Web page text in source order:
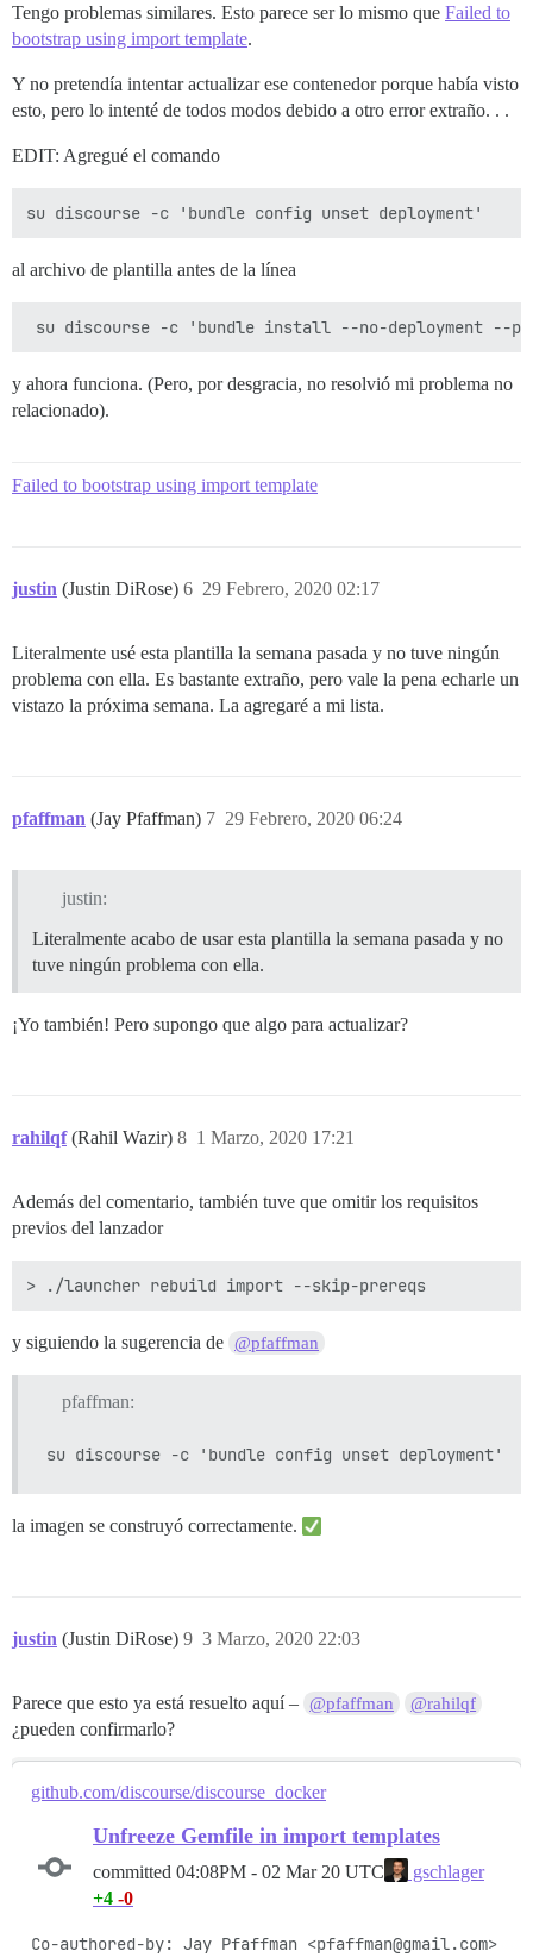
--------------------
Pups::ExecError: cd /var/www/discourse && su
exec failed with the params {"cd"=>"$home",
** FAILED TO BOOTSTRAP ** please scroll up and
Tengo problemas similares. Esto parece ser lo mismo que Failed to
bootstrap using import template.
Y no pretendía intentar actualizar ese contenedor porque había visto
esto, pero lo intenté de todos modos debido a otro error extraño. . .
EDIT: Agregué el comando
al archivo de plantilla antes de la línea
y ahora funciona. (Pero, por desgracia, no resolvió mi problema no
relacionado).
Failed to bootstrap using import template
justin (Justin DiRose) 29 Febrero, 2020 02:17
6
Literalmente usé esta plantilla la semana pasada y no tuve ningún
problema con ella. Es bastante extraño, pero vale la pena echarle un
vistazo la próxima semana. La agregaré a mi lista.
pfaffman (Jay Pfaffman) 29 Febrero, 2020 06:24
7
justin:
Literalmente acabo de usar esta plantilla la semana pasada y no
tuve ningún problema con ella.
¡Yo también! Pero supongo que algo para actualizar?
rahilqf (Rahil Wazir) 1 Marzo, 2020 17:21
8
Además del comentario, también tuve que omitir los requisitos
previos del lanzador
y siguiendo la sugerencia de @pfaffman
pfaffman:
la imagen se construyó correctamente.
justin (Justin DiRose) 3 Marzo, 2020 22:03
9
Parece que esto ya está resuelto aquí – @pfaffman @rahilqf
¿pueden confirmarlo?
github.com/discourse/discourse_docker
Unfreeze Gemfile in import templates
committed 04:08PM - 02 Mar 20 UTC
gschlager
+4 -0
Co-authored-by: Jay Pfaffman <pfaffman@gmail.com>